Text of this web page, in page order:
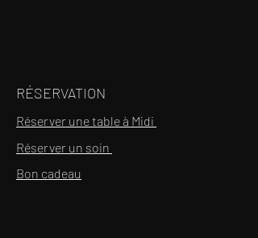
RÉSERVATION
Réserver une table à Midi
Réserver un soin
Bon cadeau